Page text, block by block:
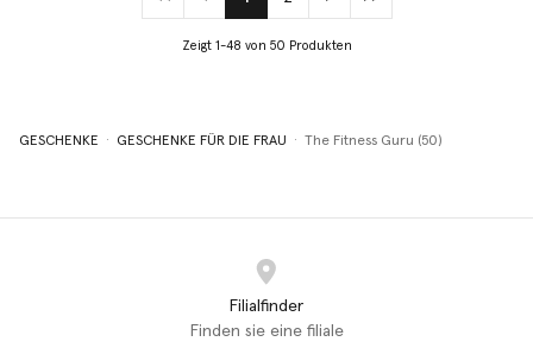
(current)
Zeigt 1-48 von 50 Produkten
GESCHENKE GESCHENKE FÜR DIE FRAU The Fitness Guru (50)
Filialfinder
Finden sie eine filiale